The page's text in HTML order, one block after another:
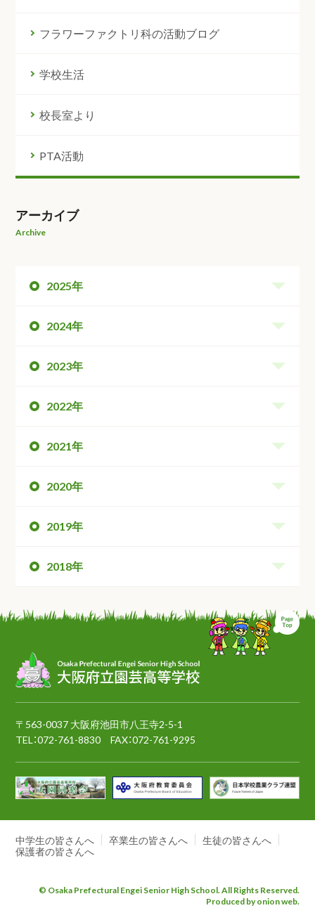
フラワーファクトリ科の活動ブログ
学校生活
校長室より
PTA活動
アーカイブ
Archive
2025年
2024年
2023年
2022年
2021年
2020年
2019年
2018年
ペ
〒563-0037 大阪府池田市八王寺2-5-1
TEL：072-761-8830 FAX：072-761-9295
中学生の皆さんへ 卒業生の皆さんへ
生徒の皆さんへ
保護者の皆さんへ
© Osaka Prefectural Engei Senior High School. All Rights Reserved.
Produced by onion web.